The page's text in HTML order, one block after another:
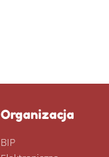
Organizacja
BIP